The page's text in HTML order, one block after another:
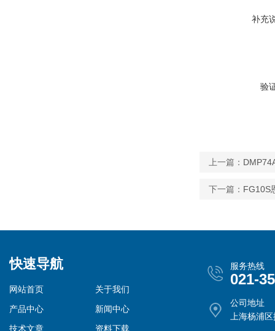
补充
验
上一篇：
下一篇： FG10S
快速导航
网站首页
关于我们
产品中心
新闻中心
技术文章
资料下载
服务热线
021-
公司地址
上海杨浦